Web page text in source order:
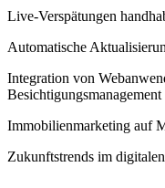
Live-Verspätungen
Automatische
Integration von
Besichtigungsmanagement
Immobilienmarketing auf
Zukunftstrends im